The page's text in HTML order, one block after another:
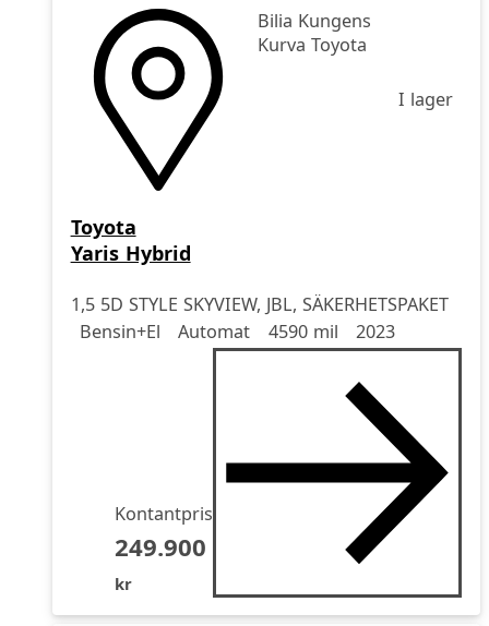
Bilia Kungens
Kurva Toyota
I lager
Toyota
Yaris Hybrid
1,5 5D STYLE SKYVIEW, JBL, SÄKERHETSPAKET
Drivmedel
Bensin+El
Drivmedel Automat
Miltal 4590 mil
årsmodell 2023
Kontantpris
249.900
kr